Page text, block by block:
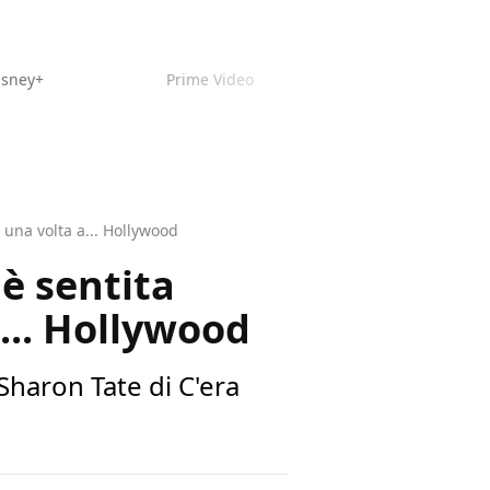
Prime Video
volta a... Hollywood
sentita
Hollywood
Tate di C'era